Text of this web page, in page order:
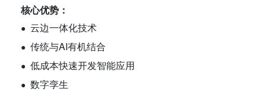
核心优势：
● 云边一体化技术
● 传统与AI有机结合
● 低成本快速开发智能应用
● 数字孪生